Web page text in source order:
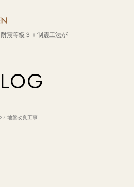
震等級３＋制震工法が
地盤改良工事